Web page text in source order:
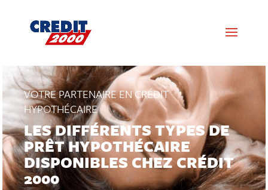
VOTRE PARTENAIRE EN CRÉDIT
HYPOTHÉCAIRE
LES DIFFÉRENTS TYPES DE
PRÊT HYPOTHÉCAIRE
DISPONIBLES CHEZ CRÉDIT
2000